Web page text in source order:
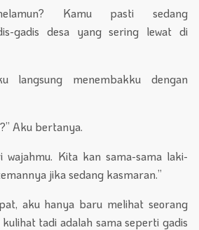
Kamu pasti sedang
gadis desa yang sering lewat di
langsung menembakku dengan
Aku bertanya.
wajahmu. Kita kan sama-sama laki-
jika sedang kasmaran.”
aku hanya baru melihat seorang
tadi adalah sama seperti gadis